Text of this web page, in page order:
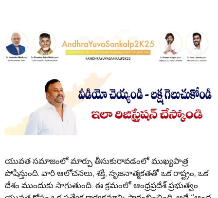
యువత సమాజంలో మార్పు తీసుకురావడంలో ముఖ్యపాత్ర
పోషిస్తుంది. వారి ఆలోచనలు, శక్తి, సృజనాత్మకతతో ఒక రాష్ట్రం, ఒక
దేశం ముందుకు సాగుతుంది. ఈ క్రమంలో ఆంధ్రప్రదేశ్ ప్రభుత్వం